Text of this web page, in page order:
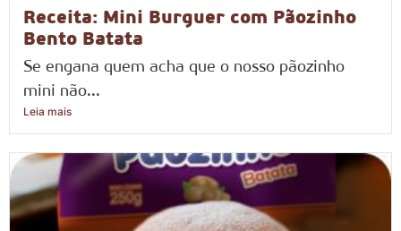
Receita: Mini Burguer com Pãozinho
Bento Batata
Se engana quem acha que o nosso pãozinho
mini não...
Leia mais